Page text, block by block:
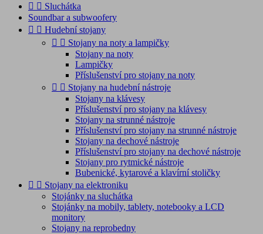
  Sluchátka
Soundbar a subwoofery
  Hudební stojany
  Stojany na noty a lampičky
Stojany na noty
Lampičky
Příslušenství pro stojany na noty
  Stojany na hudební nástroje
Stojany na klávesy
Příslušenství pro stojany na klávesy
Stojany na strunné nástroje
Příslušenství pro stojany na strunné nástroje
Stojany na dechové nástroje
Příslušenství pro stojany na dechové nástroje
Stojany pro rytmické nástroje
Bubenické, kytarové a klavírní stoličky
  Stojany na elektroniku
Stojánky na sluchátka
Stojánky na mobily, tablety, notebooky a LCD
monitory
Stojany na reprobedny